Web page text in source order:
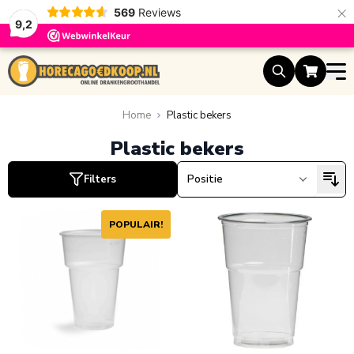
9,2
569 Reviews ×
Ga naar de inhoud
Home Plastic bekers
Plastic bekers
Filters
POPULAIR!